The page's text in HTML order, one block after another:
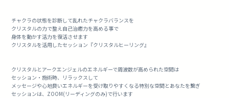
チャクラの状態を診断して乱れたチャクラバランスを
クリスタルの力で整え自己治癒力を高める事で
身体を動かす活力を復活させます
クリスタルを活用したセッション『クリスタルヒーリング』
クリスタルとアークエンジェルのエネルギーで周波数が高められた空間は
セッション・施術時、リラックスして
メッセージや心地良いエネルギーを受け取りやすくなる特別な空間とあなたを繋ぎ
セッションは、ZOOM(リーディングのみ)で行います